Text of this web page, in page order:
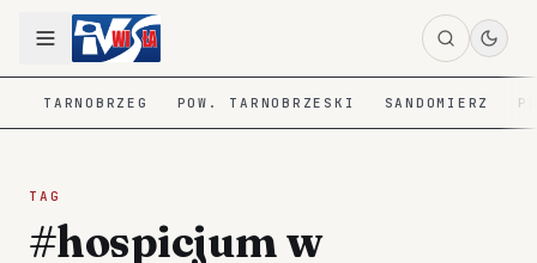
TARNOBRZEG POW. TARNOBRZESKI SANDOMIERZ
TAG
#hospicjum w